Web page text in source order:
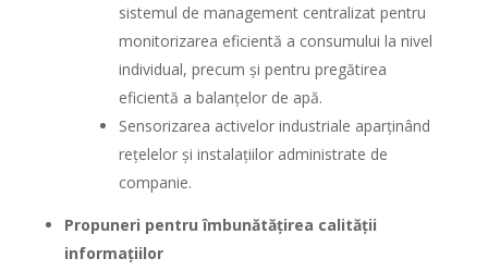
sistemul de management centralizat pentru
monitorizarea eficientă a consumului la nivel
individual, precum și pentru pregătirea
eficientă a balanțelor de apă.
Sensorizarea activelor industriale aparținând
rețelelor și instalațiilor administrate de
companie.
Propuneri pentru îmbunătățirea calității
informațiilor